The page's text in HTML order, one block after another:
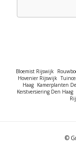
Bloemist Rijswijk
Hovenier Rijswijk
Haag Kamerplanten
Kerstversiering Den Haag
©